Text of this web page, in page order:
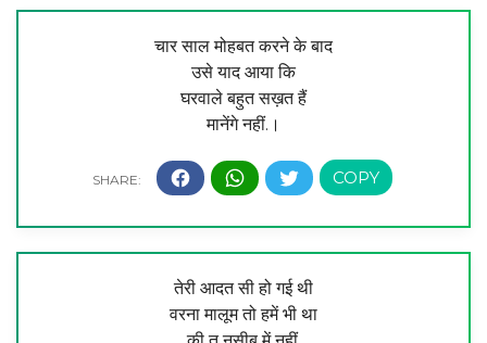
चार साल मोहबत करने के बाद
उसे याद आया कि
घरवाले बहुत सख़त हैं
मानेंगे नहीं.।
तेरी आदत सी हो गई थी
वरना मालूम तो हमें भी था